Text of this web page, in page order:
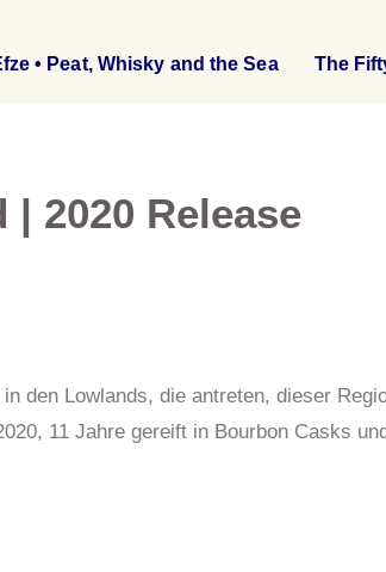
• Peat, Whisky and the Sea The
2020 Release
den Lowlands, die antreten, dieser
11 Jahre gereift in Bourbon Casks